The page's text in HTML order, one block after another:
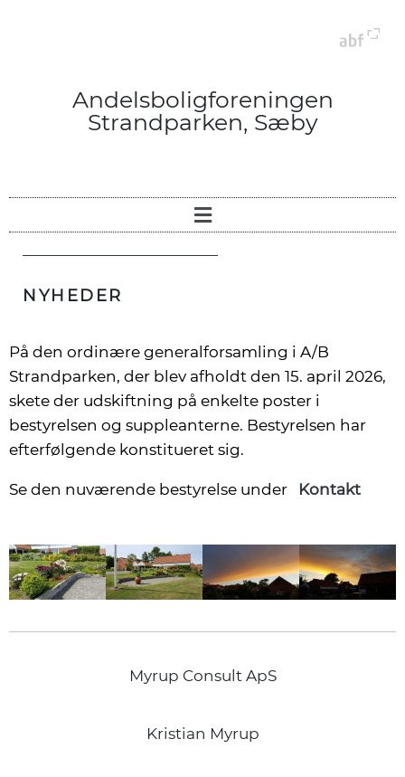
Andelsboligforeningen
Strandparken, Sæby
NYHEDER
På den ordinære generalforsamling i A/B
Strandparken, der blev afholdt den 15. april 2026,
skete der udskiftning på enkelte poster i
bestyrelsen og suppleanterne. Bestyrelsen har
efterfølgende konstitueret sig.
Se den nuværende bestyrelse under Kontakt
Myrup Consult ApS
Kristian Myrup